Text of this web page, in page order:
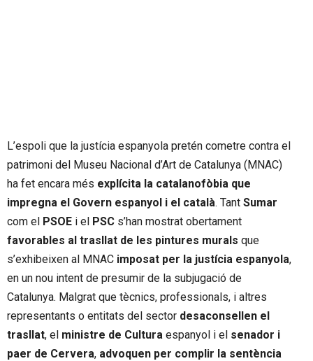
L’espoli que la justícia espanyola pretén cometre contra el
patrimoni del Museu Nacional d’Art de Catalunya (MNAC)
ha fet encara més explícita la catalanofòbia que
impregna el Govern espanyol i el català. Tant Sumar
com el PSOE i el PSC s’han mostrat obertament
favorables al trasllat de les pintures murals que
s’exhibeixen al MNAC imposat per la justícia espanyola,
en un nou intent de presumir de la subjugació de
Catalunya. Malgrat que tècnics, professionals, i altres
representants o entitats del sector desaconsellen el
trasllat, el ministre de Cultura espanyol i el senador i
paer de Cervera, advoquen per complir la sentència